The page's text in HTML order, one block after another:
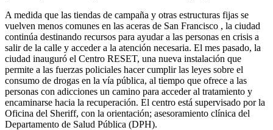
A medida que las tiendas de campaña y otras estructuras fijas se
vuelven menos comunes en las aceras de San Francisco , la ciudad
continúa destinando recursos para ayudar a las personas en crisis a
salir de la calle y acceder a la atención necesaria. El mes pasado, la
ciudad inauguró el Centro RESET, una nueva instalación que
permite a las fuerzas policiales hacer cumplir las leyes sobre el
consumo de drogas en la vía pública, al tiempo que ofrece a las
personas con adicciones un camino para acceder al tratamiento y
encaminarse hacia la recuperación. El centro está supervisado por la
Oficina del Sheriff, con la orientación; asesoramiento clínica del
Departamento de Salud Pública (DPH).